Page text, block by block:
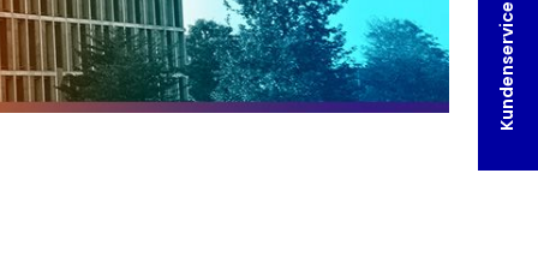
Kundenservice